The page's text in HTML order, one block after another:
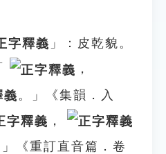
」：皮乾貌。
，
。」《集韻．入
，
」《重訂直音篇．卷